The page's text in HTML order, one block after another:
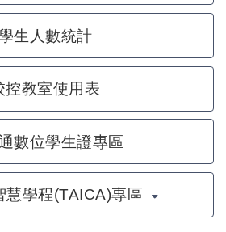
生人數統計
控教室使用表
數位學生證專區
慧學程(TAICA)專區